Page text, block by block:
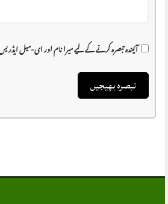
آئیندہ تبصرہ کرنے کے لیے میرا نام اور ای-میل